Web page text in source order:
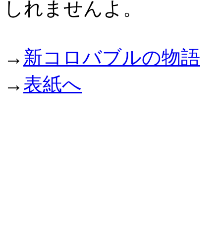
しれませんよ。
→ 新コロバブルの物語
→ 表紙へ